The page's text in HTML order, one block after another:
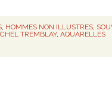
, HOMMES NON ILLUSTRES,
TREMBLAY,AQUARELLES